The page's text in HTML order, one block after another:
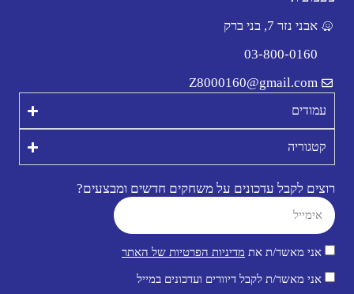
אבני נזר 7, בני ברק
03-800-0160
Z8000160@gmail.com
עמודים
קטגוריה
רוצים לקבל עדכונים על משחקים חדשים ומבצעים?
אני מאשר/ת את מדיניות הפרטיות של האתר
אני מאשר/ת לקבל דיוורים ועדכונים במייל